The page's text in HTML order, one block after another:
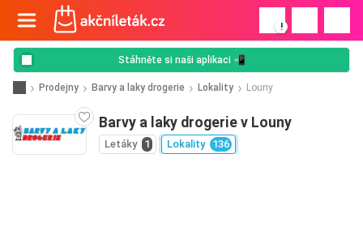
!
Stáhněte si naši aplikaci 📲
Prodejny Barvy a laky drogerie Lokality Louny
Barvy a laky drogerie v Louny
Letáky 1 Lokality 136